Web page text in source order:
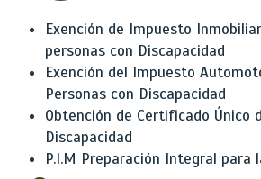
Exención de Impuesto
personas con Discapacidad
Exención del Impuesto
Personas con Discapacidad
Obtención de Certificado Único
Discapacidad
P.I.M Preparación Integral para